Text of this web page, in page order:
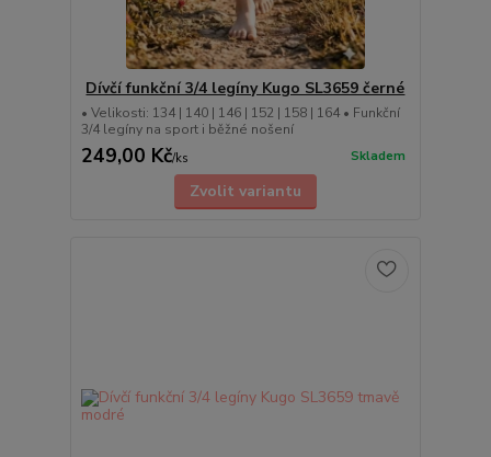
Dívčí funkční 3/4 legíny Kugo SL3659 černé
• Velikosti: 134 | 140 | 146 | 152 | 158 | 164 • Funkční
3/4 legíny na sport i běžné nošení
249,00 Kč/ks Skladem
Zvolit variantu